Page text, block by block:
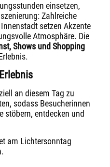
einsetzen,
Zahlreiche
setzen Akzente
Atmosphäre. Die
Shows und Shopping
an diesem Tag zu
sodass Besucherinnen
stöbern, entdecken und
am Lichtersonntag